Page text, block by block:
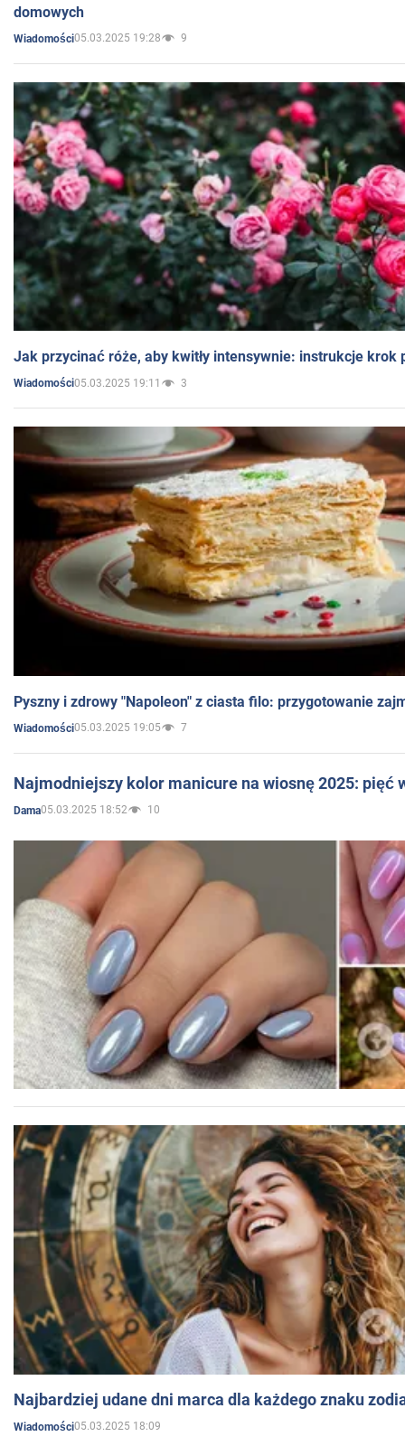
domowych
Wiadomości05.03.2025 19:28 9
Jak przycinać róże, aby kwitły intensywnie: instrukcje krok
Wiadomości05.03.2025 19:11 3
Pyszny i zdrowy "Napoleon" z ciasta filo: przygotowanie
Wiadomości05.03.2025 19:05 7
Najmodniejszy kolor manicure na wiosnę 2025: pięć
Dama05.03.2025 18:52 10
Najbardziej udane dni marca dla każdego znaku
Wiadomości05.03.2025 18:09